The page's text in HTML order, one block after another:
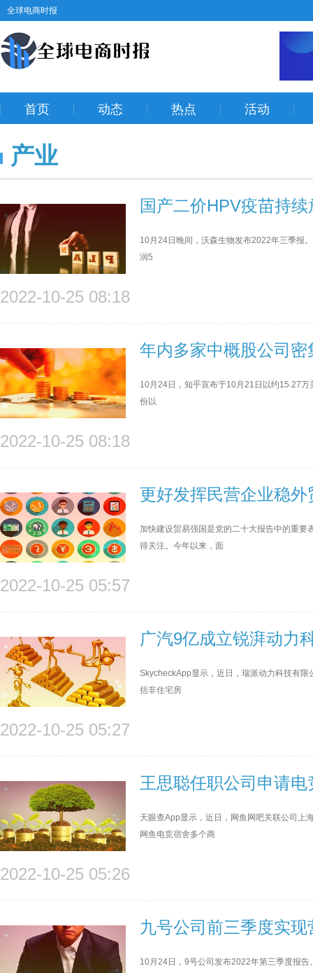
全球电商时报
首页 动态 热点 活动
产业
国产二价HPV疫苗持
10月24日晚间，沃森生物发布2022年三季报
润5
2022-10-25 08:18
年内多家中概股公司
10月24日，知乎宣布于10月21日以约15.27
份以
2022-10-25 08:18
更好发挥民营企业稳外
加快建设贸易强国是党的二十大报告中的重
得关注。今年以来，面
2022-10-25 05:57
广汽9亿成立锐湃动力
SkycheckApp显示，近日，瑞派动力科技有
括非住宅房
2022-10-25 05:27
王思聪任职公司申请
天眼查App显示，近日，网鱼网吧关联公司上
网鱼电竞宿舍多个商
2022-10-25 05:26
九号公司前三季度实
10月24日，9号公司发布2022年第三季度报